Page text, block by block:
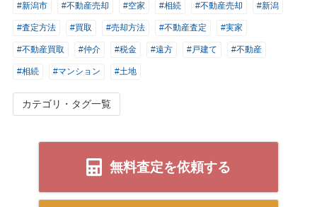
#新潟市 #不動産売却 #空家 #相続 #不動産売却 #新潟
#査定方法 #買取 #売却方法 #不動産査定 #実家
#不動産買取 #仲介 #税金 #遠方 #戸建て #不動産
#相続 #マンション #土地
カテゴリ・タグ一覧
無料査定を依頼する